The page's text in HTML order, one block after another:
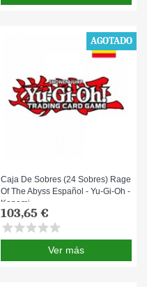
Caja De Sobres (24 Sobres) Rage
Of The Abyss Español - Yu-Gi-Oh -
Konami
103,65 €
starstarstarstarstar
Ver más
AGOTADO